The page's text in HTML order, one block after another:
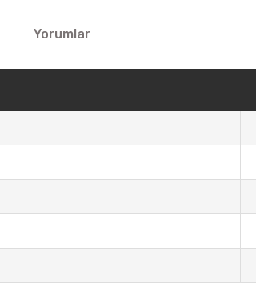
Yorumlar